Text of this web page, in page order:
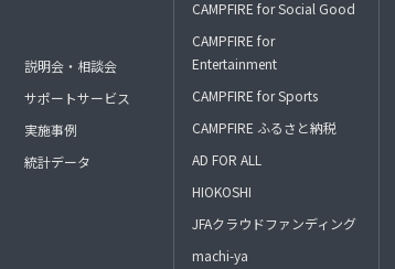
説明会・相談会
サポートサービス
実施事例
統計データ
CAMPFIRE for Social Good
CAMPFIRE for
Entertainment
CAMPFIRE for Sports
CAMPFIRE ふるさと納税
AD FOR ALL
HIOKOSHI
JFAクラウドファンディング
machi-ya